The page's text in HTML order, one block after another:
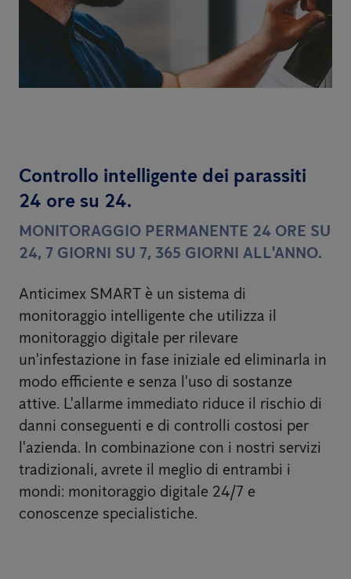
Controllo intelligente dei parassiti
24 ore su 24.
MONITORAGGIO PERMANENTE 24 ORE SU
24, 7 GIORNI SU 7, 365 GIORNI ALL'ANNO.
Anticimex SMART è un sistema di
monitoraggio intelligente che utilizza il
monitoraggio digitale per rilevare
un'infestazione in fase iniziale ed eliminarla in
modo efficiente e senza l'uso di sostanze
attive. L'allarme immediato riduce il rischio di
danni conseguenti e di controlli costosi per
l'azienda. In combinazione con i nostri servizi
tradizionali, avrete il meglio di entrambi i
mondi: monitoraggio digitale 24/7 e
conoscenze specialistiche.